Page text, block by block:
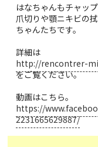
はなちゃんもチャッ
爪切りや顎ニキビの
ちゃんたちです。
詳細は
http://rencontrer-
をご覧ください。
動画はこちら。
https://
2231665629887/